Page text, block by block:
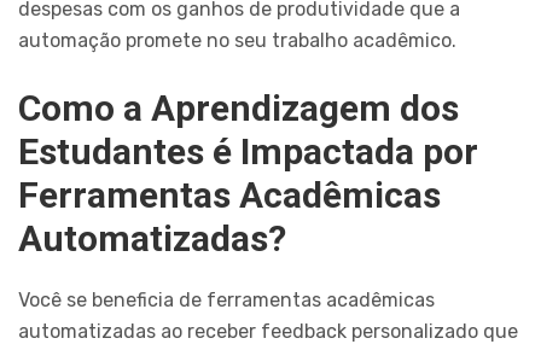
despesas com os ganhos de produtividade que a
automação promete no seu trabalho acadêmico.
Como a Aprendizagem dos
Estudantes é Impactada por
Ferramentas Acadêmicas
Automatizadas?
Você se beneficia de ferramentas acadêmicas
automatizadas ao receber feedback personalizado que